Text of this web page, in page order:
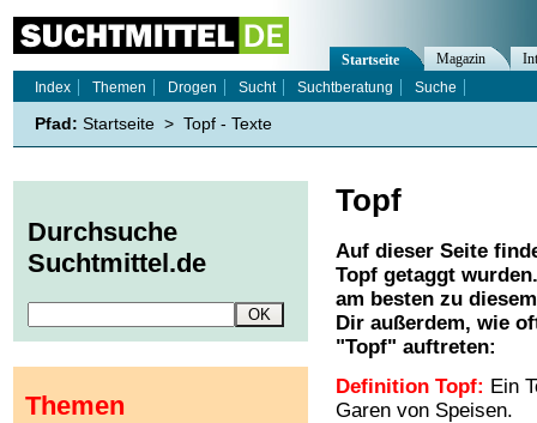
Topf
Auf dieser Seite
Topf getaggt
am besten zu
Dir außerdem, wie
"Topf" auftreten:
Definition Topf: Ein
Garen von Speisen.
Startseite Magazin
Index
Themen Drogen Sucht Suchtberatung Suche
Pfad: Startseite > Topf - Texte
Durchsuche
Suchtmittel.de
Themen